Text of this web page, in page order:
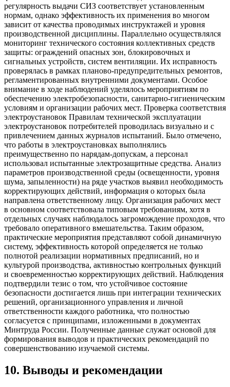
регулярность выдачи СИЗ соответствует установленным
нормам, однако эффективность их применения во многом
зависит от качества проводимых инструктажей и уровня
производственной дисциплины. Параллельно осуществлялся
мониторинг технического состояния коллективных средств
защиты: ограждений опасных зон, блокировочных и
сигнальных устройств, систем вентиляции. Их исправность
проверялась в рамках планово-предупредительных ремонтов,
регламентированных внутренними документами. Особое
внимание в ходе наблюдений уделялось мероприятиям по
обеспечению электробезопасности, санитарно-гигиеническим
условиям и организации рабочих мест. Проверка соответствия
электроустановок Правилам технической эксплуатации
электроустановок потребителей проводилась визуально и с
привлечением данных журналов испытаний. Было отмечено,
что работы в электроустановках выполнялись
преимущественно по нарядам-допускам, а персонал
использовал испытанные электрозащитные средства. Анализ
параметров производственной среды (освещенности, уровня
шума, запыленности) на ряде участков выявил необходимость
корректирующих действий, информация о которых была
направлена ответственному лицу. Организация рабочих мест
в основном соответствовала типовым требованиям, хотя в
отдельных случаях наблюдалось загромождение проходов, что
требовало оперативного вмешательства. Таким образом,
практические мероприятия представляют собой динамичную
систему, эффективность которой определяется не только
полнотой реализации нормативных предписаний, но и
культурой производства, активностью контрольных функций
и своевременностью корректирующих действий. Наблюдения
подтвердили тезис о том, что устойчивое состояние
безопасности достигается лишь при интеграции технических
решений, организационного управления и личной
ответственности каждого работника, что полностью
согласуется с принципами, изложенными в документах
Минтруда России. Полученные данные служат основой для
формирования выводов и практических рекомендаций по
совершенствованию изучаемой системы.
10. Выводы и рекомендации